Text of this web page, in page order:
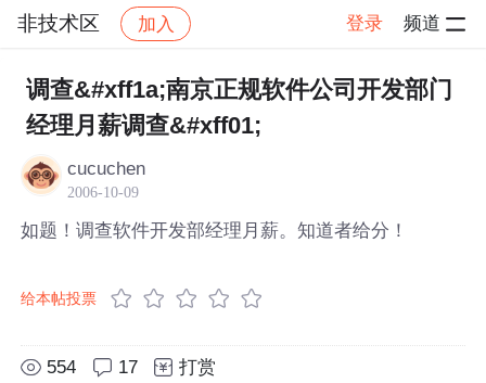
非技术区 加入 登录 频道
社区 非技术区 帖子详情
调查&#xff1a;南京正规软件公司开发部门
经理月薪调查&#xff01;
cucuchen
2006-10-09
如题！调查软件开发部经理月薪。知道者给分！
给本帖投票
554 17 打赏